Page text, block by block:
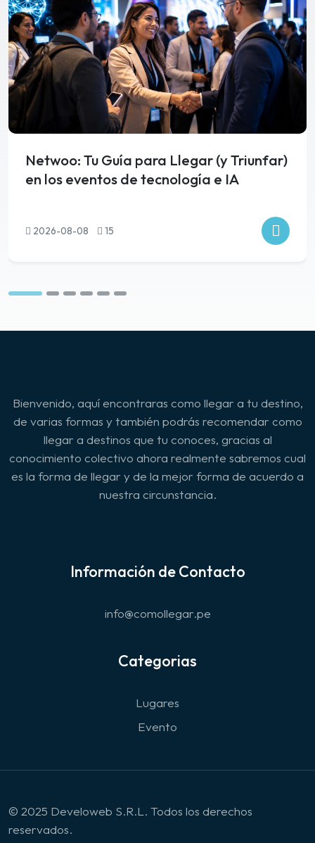
Netwoo: Tu Guía para Llegar (y Triunfar)
en los eventos de tecnología e IA
2026-08-08 15
Bienvenido, aquí encontraras como llegar a tu destino,
de varias formas y también podrás recomendar como
llegar a destinos que tu conoces, gracias al
conocimiento colectivo ahora realmente sabremos cual
es la forma de llegar y de la mejor forma de acuerdo a
nuestra circunstancia.
Información de Contacto
info@comollegar.pe
Categorias
Lugares
Evento
© 2025 Develoweb S.R.L. Todos los derechos
reservados.